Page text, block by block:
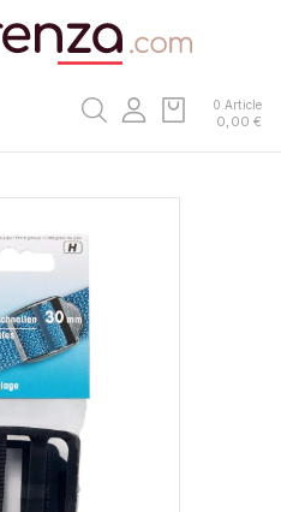
0 Article
0,00 €